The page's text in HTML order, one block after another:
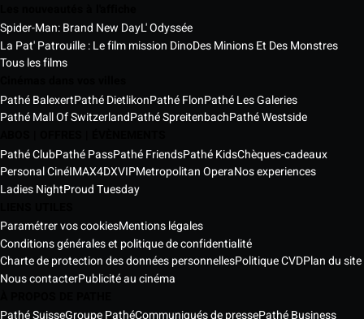
Spider-Man: Brand New DayL' Odyssée
La Pat' Patrouille : Le film mission DinoDes Minions Et Des Monstres
Tous les films
Pathé BalexertPathé DietlikonPathé FlonPathé Les Galeries
Pathé Mall Of SwitzerlandPathé SpreitenbachPathé Westside
Pathé ClubPathé PassPathé FriendsPathé KidsChèques-cadeaux
Personal CinéIMAX4DXVIPMetropolitan OperaNos experiences
Ladies NightProud Tuesday
Paramétrer vos cookiesMentions légales
Conditions générales et politique de confidentialité
Charte de protection des données personnellesPolitique CVDPlan du site
Nous contacterPublicité au cinéma
Pathé SuisseGroupe PathéCommuniqués de pressePathé Business